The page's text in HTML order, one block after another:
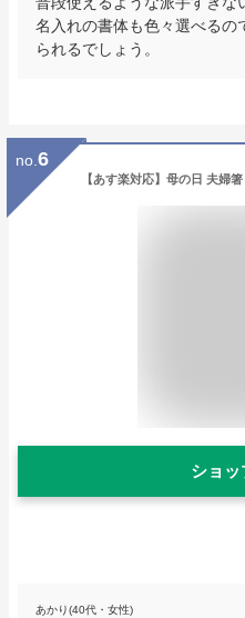
名入れの書体も色々選べるの
られるでしょう。
no. 6
ショッ
あかり(40代・女性)